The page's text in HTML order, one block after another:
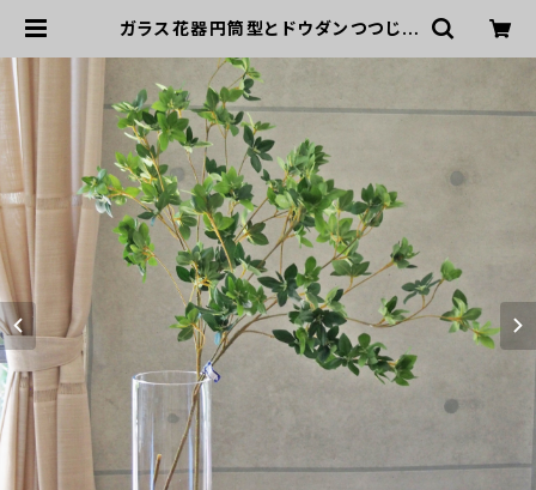
ガラス花器円筒型とドウダンつつじ |